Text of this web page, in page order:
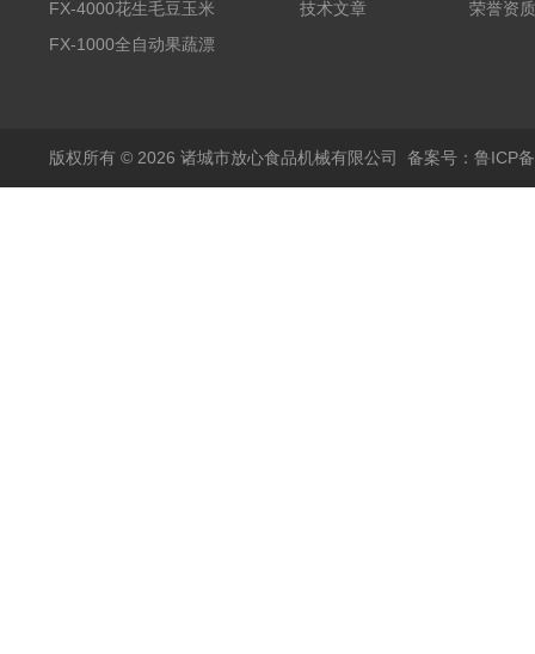
备野菜清洗机
FX-4000花生毛豆玉米
蒸煮漂烫机
FX-1000全自动果蔬漂
技术文章
荣誉资质
版权所有 © 2026 诸城市放心食品机械有限公司 备案号：鲁ICP